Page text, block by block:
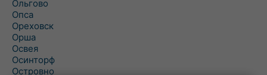
Ольгово
Опса
Ореховск
Орша
Освея
Осинторф
Островно